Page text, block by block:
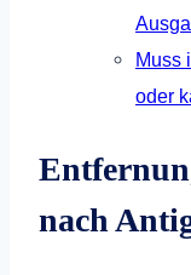
Muss
oder
nach